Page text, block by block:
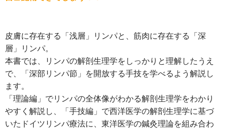
皮膚に存在する「浅層」リンパと、筋肉に存在する「深
層」リンパ。
本書では、リンパの解剖生理学をしっかりと理解したうえ
で、「深部リンパ節」を開放する手技を学べるよう解説し
ます。
「理論編」でリンパの全体像がわかる解剖生理学をわかり
やすく解説し、「手技編」で西洋医学の解剖生理学に基づ
いたドイツリンパ療法に、東洋医学の鍼灸理論を組み合わ